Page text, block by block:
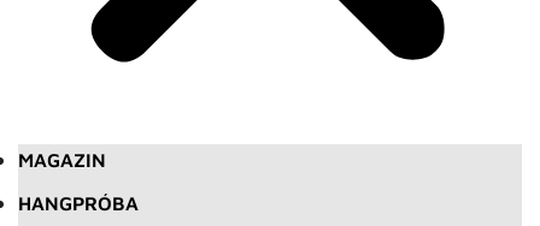
MAGAZIN
HANGPRÓBA